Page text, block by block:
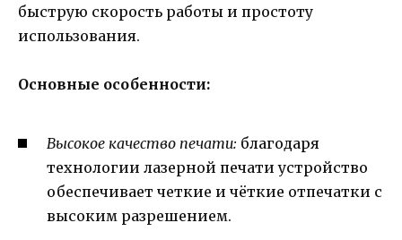
быструю скорость работы и простоту
использования.
Основные особенности:
Высокое качество печати: благодаря
технологии лазерной печати устройство
обеспечивает четкие и чёткие отпечатки с
высоким разрешением.